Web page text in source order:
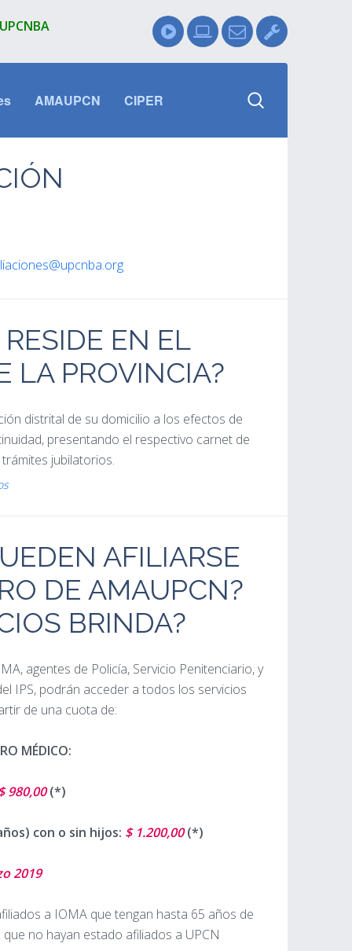
AMAUPCN CIPER
EN EL
LA PROVINCIA?
distrital de su domicilio a los efectos de
presentando el respectivo carnet de
jubilatorios.
AFILIARSE
DE AMAUPCN?
BRINDA?
agentes de Policía, Servicio Penitenciario, y
IPS, podrán acceder a todos los servicios
de una cuota de:
MÉDICO:
980,00 (*)
con o sin hijos: $ 1.200,00 (*)
2019
a IOMA que tengan hasta 65 años de
no hayan estado afiliados a UPCN